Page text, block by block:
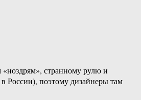
«ноздрям», странному рулю и
России), поэтому дизайнеры там